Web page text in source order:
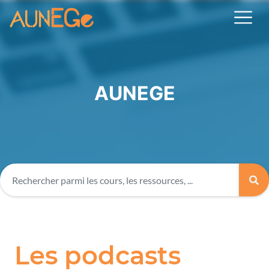
AUNEGE
Les podcasts